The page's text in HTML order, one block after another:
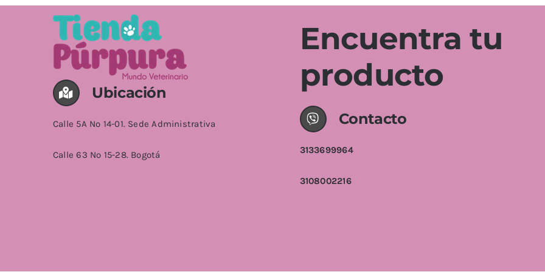
Ubicación
Calle 5A No 14-01. Sede Administrativa
Calle 63 No 15-28. Bogotá
Encuentra tu
producto
Contacto
3133699964
3108002216